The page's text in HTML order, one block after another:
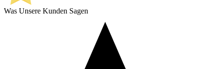
Was Unsere Kunden Sagen